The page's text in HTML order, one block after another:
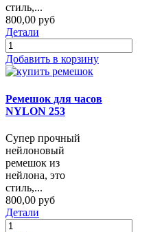
стиль,...
800,00 руб
Детали
Добавить в корзину
Ремешок для часов
NYLON 253
Супер прочный
нейлоновый
ремешок из
нейлона, это
стиль,...
800,00 руб
Детали